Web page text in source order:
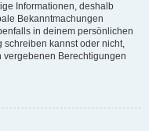
Informationen, deshalb
Bekanntmachungen
in deinem persönlichen
schreiben kannst oder nicht,
vergebenen Berechtigungen